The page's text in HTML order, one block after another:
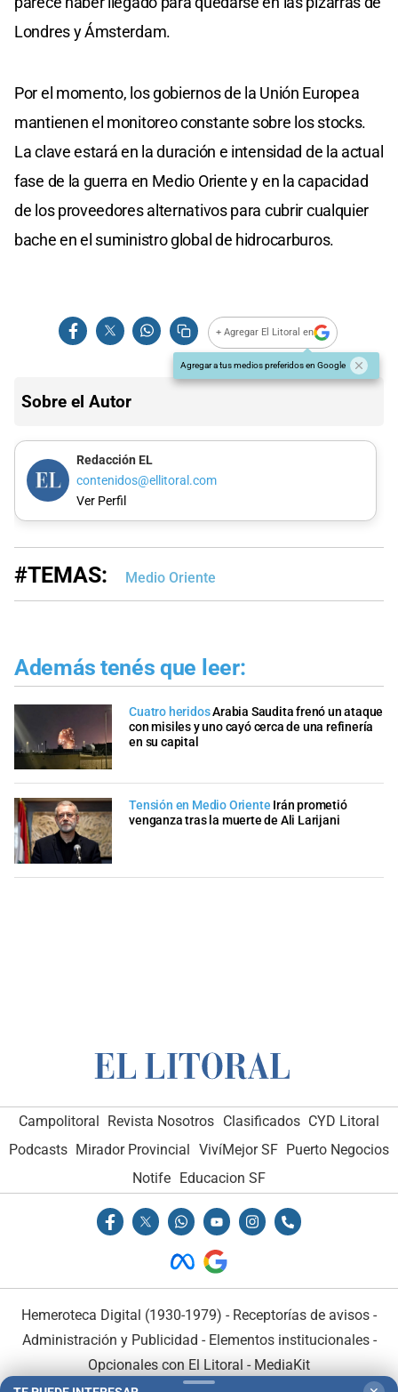
Londres y Ámsterdam.
Por el momento, los gobiernos de la Unión Europea
mantienen el monitoreo constante sobre los stocks.
La clave estará en la duración e intensidad de la actual
fase de la guerra en Medio Oriente y en la capacidad
de los proveedores alternativos para cubrir cualquier
bache en el suministro global de hidrocarburos.
+ Agregar El Litoral en
Agregar a tus medios preferidos en Google
Sobre el Autor
Redacción EL
contenidos@ellitoral.com
Ver Perfil
#TEMAS: Medio Oriente
Además tenés que leer:
Cuatro heridosArabia Saudita frenó un ataque
con misiles y uno cayó cerca de una refinería
en su capital
Tensión en Medio Oriente Irán prometió
venganza tras la muerte de Ali Larijani
Campolitoral Revista Nosotros Clasificados CYD Litoral
Podcasts Mirador Provincial VivíMejor SF Puerto Negocios
Notife
Educacion SF
Hemeroteca Digital (1930-1979) - Receptorías de avisos -
Administración y Publicidad - Elementos institucionales-
Opcionales con El Litoral - MediaKit